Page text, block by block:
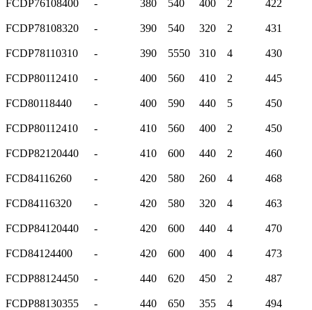
FCDP76108400 - 380 540 400 2 422
FCDP78108320 - 390 540 320 2 431
FCDP78110310 - 390 5550 310 4 430
FCDP80112410 - 400 560 410 2 445
FCD80118440 - 400 590 440 5 450
FCDP80112410 - 410 560 400 2 450
FCDP82120440 - 410 600 440 2 460
FCD84116260 - 420 580 260 4 468
FCD84116320 - 420 580 320 4 463
FCDP84120440 - 420 600 440 4 470
FCD84124400 - 420 600 400 4 473
FCDP88124450 - 440 620 450 2 487
FCDP88130355 - 440 650 355 4 494